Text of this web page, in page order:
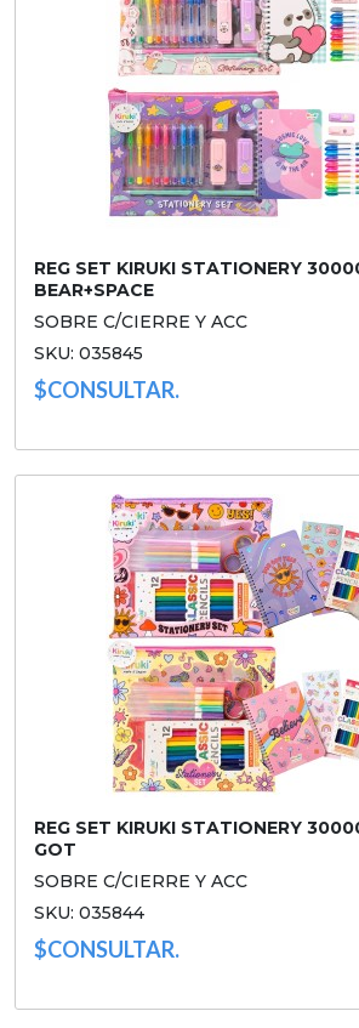
REG SET KIRUKI STATIONERY
BEAR+SPACE
SOBRE C/CIERRE Y ACC
SKU: 035845
$CONSULTAR.
REG SET KIRUKI STATIONERY
GOT
SOBRE C/CIERRE Y ACC
SKU: 035844
$CONSULTAR.